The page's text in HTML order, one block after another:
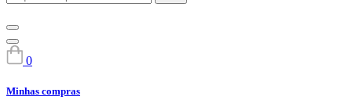
0
Minhas compras